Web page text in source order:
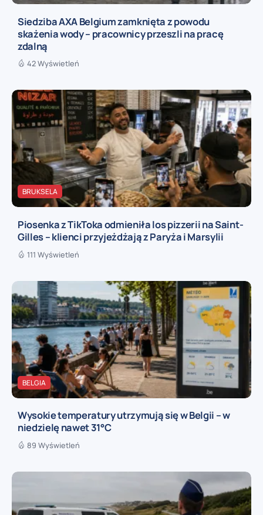
Siedziba AXA Belgium zamknięta z powodu
skażenia wody – pracownicy przeszli na pracę
zdalną
42 Wyświetleń
BRUKSELA
Piosenka z TikToka odmieniła los pizzerii na Saint-
Gilles – klienci przyjeżdżają z Paryża i Marsylii
111 Wyświetleń
BELGIA
Wysokie temperatury utrzymują się w Belgii – w
niedzielę nawet 31°C
89 Wyświetleń